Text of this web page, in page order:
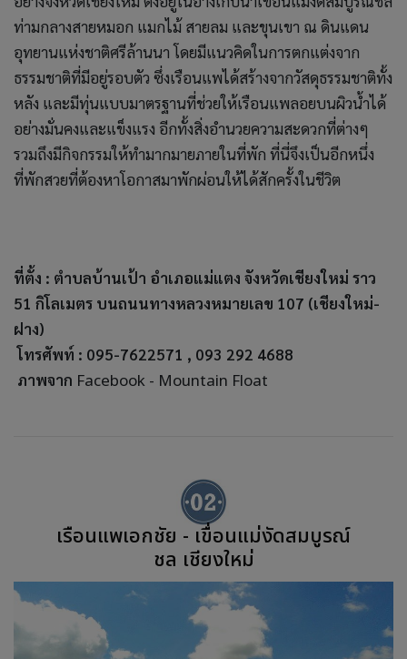
ท่ามกลางสายหมอก แมกไม้ สายลม และขุนเขา ณ ดินแดน
อุทยานแห่งชาติศรีล้านนา โดยมีแนวคิดในการตกแต่งจาก
ธรรมชาติที่มีอยู่รอบตัว ซึ่งเรือนแพได้สร้างจากวัสดุธรรมชาติทั้ง
หลัง และมีทุ่นแบบมาตรฐานที่ช่วยให้เรือนแพลอยบนผิวน้ำได้
อย่างมั่นคงและแข็งแรง อีกทั้งสิ่งอำนวยความสะดวกที่ต่างๆ
รวมถึงมีกิจกรรมให้ทำมากมายภายในที่พัก ที่นี่จึงเป็นอีกหนึ่ง
ที่พักสวยที่ต้องหาโอกาสมาพักผ่อนให้ได้สักครั้งในชีวิต
ที่ตั้ง : ตำบลบ้านเป้า อำเภอแม่แตง จังหวัดเชียงใหม่ ราว
51 กิโลเมตร บนถนนทางหลวงหมายเลข 107 (เชียงใหม่-
ฝาง)
โทรศัพท์ : 095-7622571 , 093 292 4688
ภาพจาก Facebook - Mountain Float
เรือนแพเอกชัย - เขื่อนแม่งัดสมบูรณ์
ชล เชียงใหม่